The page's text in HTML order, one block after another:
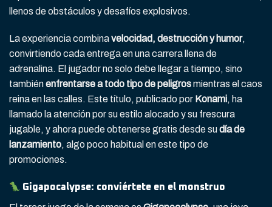
llenos de obstáculos y desafíos explosivos.
La experiencia combinavelocidad, destrucción y humor,
convirtiendo cada entrega en una carrera llena de
adrenalina. El jugador no solo debe llegar a tiempo, sino
tambiénenfrentarse a todo tipo de peligrosmientras el caos
reina en las calles. Este título, publicado por Konami, ha
llamado la atención por su estilo alocado y su frescura
jugable, y ahora puede obtenerse gratis desde sudía de
lanzamiento, algo poco habitual en este tipo de
promociones.
Gigapocalypse: conviértete en el monstruo